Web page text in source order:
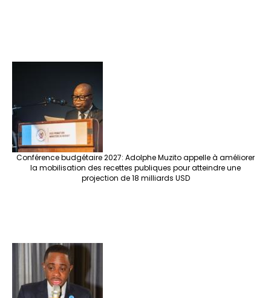
Conférence budgétaire 2027: Adolphe Muzito appelle à améliorer
la mobilisation des recettes publiques pour atteindre une
projection de 18 milliards USD